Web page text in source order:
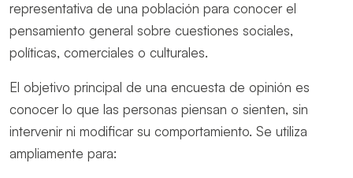
representativa de una población para conocer el
pensamiento general sobre cuestiones sociales,
políticas, comerciales o culturales.
El objetivo principal de una encuesta de opinión es
conocer lo que las personas piensan o sienten, sin
intervenir ni modificar su comportamiento. Se utiliza
ampliamente para: